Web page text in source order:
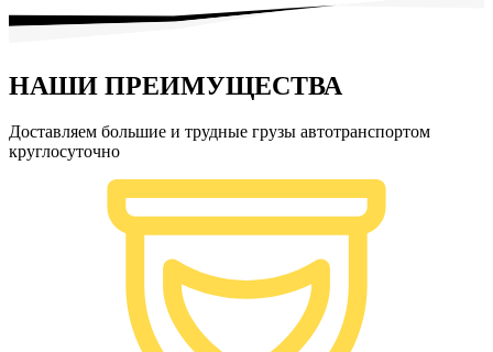
НАШИ ПРЕИМУЩЕСТВА
Доставляем большие и трудные грузы автотранспортом
круглосуточно